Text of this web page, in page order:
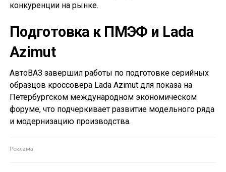
конкуренции на рынке.
Подготовка к ПМЭФ и Lada
Azimut
АвтоВАЗ завершил работы по подготовке серийных
образцов кроссовера Lada Azimut для показа на
Петербургском международном экономическом
форуме, что подчеркивает развитие модельного ряда
и модернизацию производства.